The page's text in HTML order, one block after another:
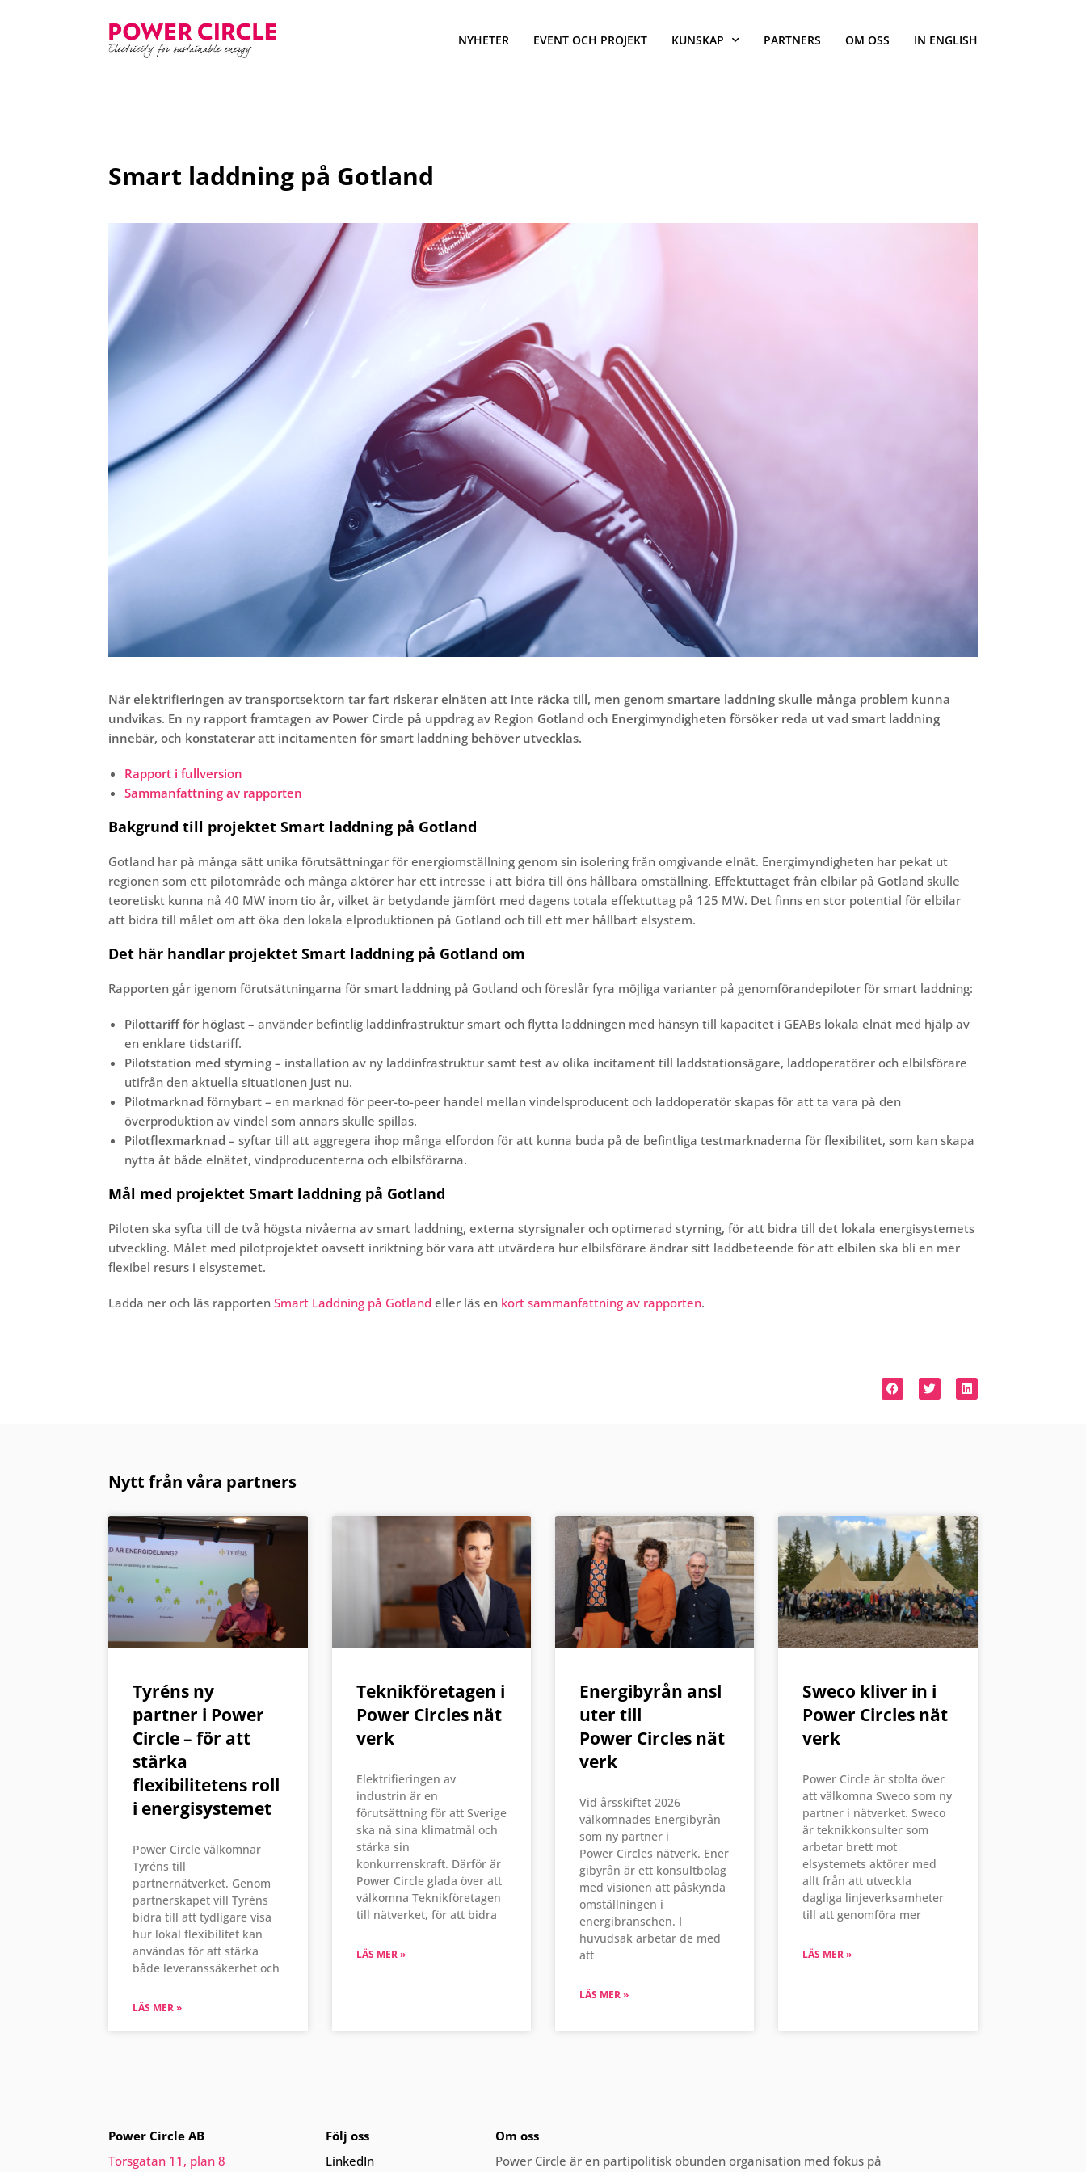
NYHETER EVENT OCH PROJEKT KUNSKAP PARTNERS OM OSS IN ENGLISH
Smart laddning på Gotland
När elektrifieringen av transportsektorn tar fart riskerar elnäten att inte räcka till, men genom smartare laddning skulle många problem kunna
undvikas. En ny rapport framtagen av Power Circle på uppdrag av Region Gotland och Energimyndigheten försöker reda ut vad smart laddning
innebär, och konstaterar att incitamenten för smart laddning behöver utvecklas.
Rapport i fullversion
Sammanfattning av rapporten
Bakgrund till projektet Smart laddning på Gotland
Gotland har på många sätt unika förutsättningar för energiomställning genom sin isolering från omgivande elnät. Energimyndigheten har pekat ut
regionen som ett pilotområde och många aktörer har ett intresse i att bidra till öns hållbara omställning. Effektuttaget från elbilar på Gotland skulle
teoretiskt kunna nå 40 MW inom tio år, vilket är betydande jämfört med dagens totala effektuttag på 125 MW. Det finns en stor potential för elbilar
att bidra till målet om att öka den lokala elproduktionen på Gotland och till ett mer hållbart elsystem.
Det här handlar projektet Smart laddning på Gotland om
Rapporten går igenom förutsättningarna för smart laddning på Gotland och föreslår fyra möjliga varianter på genomförandepiloter för smart laddning:
Pilottariff för höglast– använder befintlig laddinfrastruktur smart och flytta laddningen med hänsyn till kapacitet i GEABs lokala elnät med hjälp av
en enklare tidstariff.
Pilotstation med styrning – installation av ny laddinfrastruktur samt test av olika incitament till laddstationsägare, laddoperatörer och elbilsförare
utifrån den aktuella situationen just nu.
Pilotmarknad förnybart – en marknad för peer-to-peer handel mellan vindelsproducent och laddoperatör skapas för att ta vara på den
överproduktion av vindel som annars skulle spillas.
Pilotflexmarknad – syftar till att aggregera ihop många elfordon för att kunna buda på de befintliga testmarknaderna för flexibilitet, som kan skapa
nytta åt både elnätet, vindproducenterna och elbilsförarna.
Mål med projektet Smart laddning på Gotland
Piloten ska syfta till de två högsta nivåerna av smart laddning, externa styrsignaler och optimerad styrning, för att bidra till det lokala energisystemets
utveckling. Målet med pilotprojektet oavsett inriktning bör vara att utvärdera hur elbilsförare ändrar sitt laddbeteende för att elbilen ska bli en mer
flexibel resurs i elsystemet.
Ladda ner och läs rapportenSmart Laddning på Gotland eller läs en kort sammanfattning av rapporten.
Nytt från våra partners
Tyréns ny
partner i Power
Circle – för att
stärka
flexibilitetens roll
i energisystemet
Power Circle välkomnar
Tyréns till
partnernätverket. Genom
partnerskapet vill Tyréns
bidra till att tydligare visa
hur lokal flexibilitet kan
användas för att stärka
både leveranssäkerhet och
LÄS MER »
Teknikföretagen i
Power Circles nät
verk
Elektrifieringen av
industrin är en
förutsättning för att Sverige
ska nå sina klimatmål och
stärka sin
konkurrenskraft. Därför är
Power Circle glada över att
välkomna Teknikföretagen
till nätverket, för att bidra
LÄS MER »
Energibyrån ansl
uter till
Power Circles nät
verk
Vid årsskiftet 2026
välkomnades Energibyrån
som ny partner i
Power Circles nätverk. Ener
gibyrån är ett konsultbolag
med visionen att påskynda
omställningen i
energibranschen. I
huvudsak arbetar de med
att
LÄS MER »
Sweco kliver in i
Power Circles nät
verk
Power Circle är stolta över
att välkomna Sweco som ny
partner i nätverket. Sweco
är teknikkonsulter som
arbetar brett mot
elsystemets aktörer med
allt från att utveckla
dagliga linjeverksamheter
till att genomföra mer
LÄS MER »
Power Circle AB
Torsgatan 11, plan 8
Följ oss
LinkedIn
Om oss
Power Circle är en partipolitisk obunden organisation med fokus på